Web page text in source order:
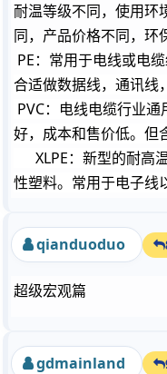
耐温等级不同，使用环
同，产品价格不
PE：常用于电线或电
合适做数据线，通讯
PVC：电线电缆行业
好，成本和售价低
XLPE：新型的耐高
性塑料。常用于电子线
qianduoduo
超级宏观篇
gdmainland